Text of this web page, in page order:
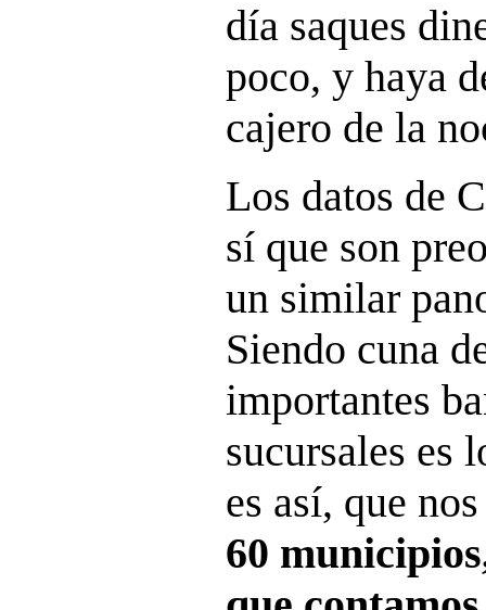
día saques
poco, y haya
cajero de la
Los datos de
sí que son
un similar
Siendo cuna
importantes
sucursales es
es así, que
60